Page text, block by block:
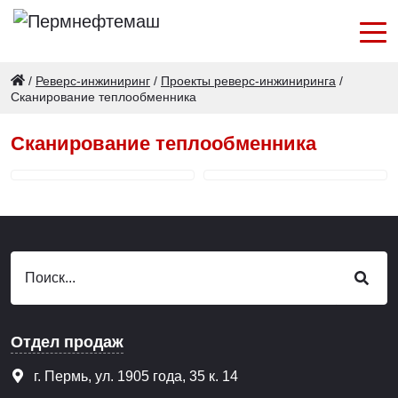
/ Реверс-инжиниринг / Проекты реверс-инжиниринга /
Сканирование теплообменника
Сканирование теплообменника
Отдел продаж
г. Пермь, ул. 1905 года, 35 к. 14